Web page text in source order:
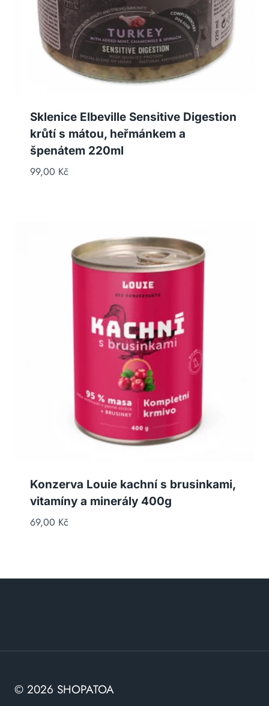
Sklenice Elbeville Sensitive Digestion
krůtí s mátou, heřmánkem a
špenátem 220ml
99,00 Kč
Konzerva Louie kachní s brusinkami,
vitamíny a minerály 400g
69,00 Kč
© 2026 SHOPATOA